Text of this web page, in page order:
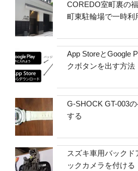
COREDO室町裏の
町東駐輪場で一時利
App StoreとGoogle
クボタンを出す方法
G-SHOCK GT-003
する
スズキ車用バック
ックカメラを付ける